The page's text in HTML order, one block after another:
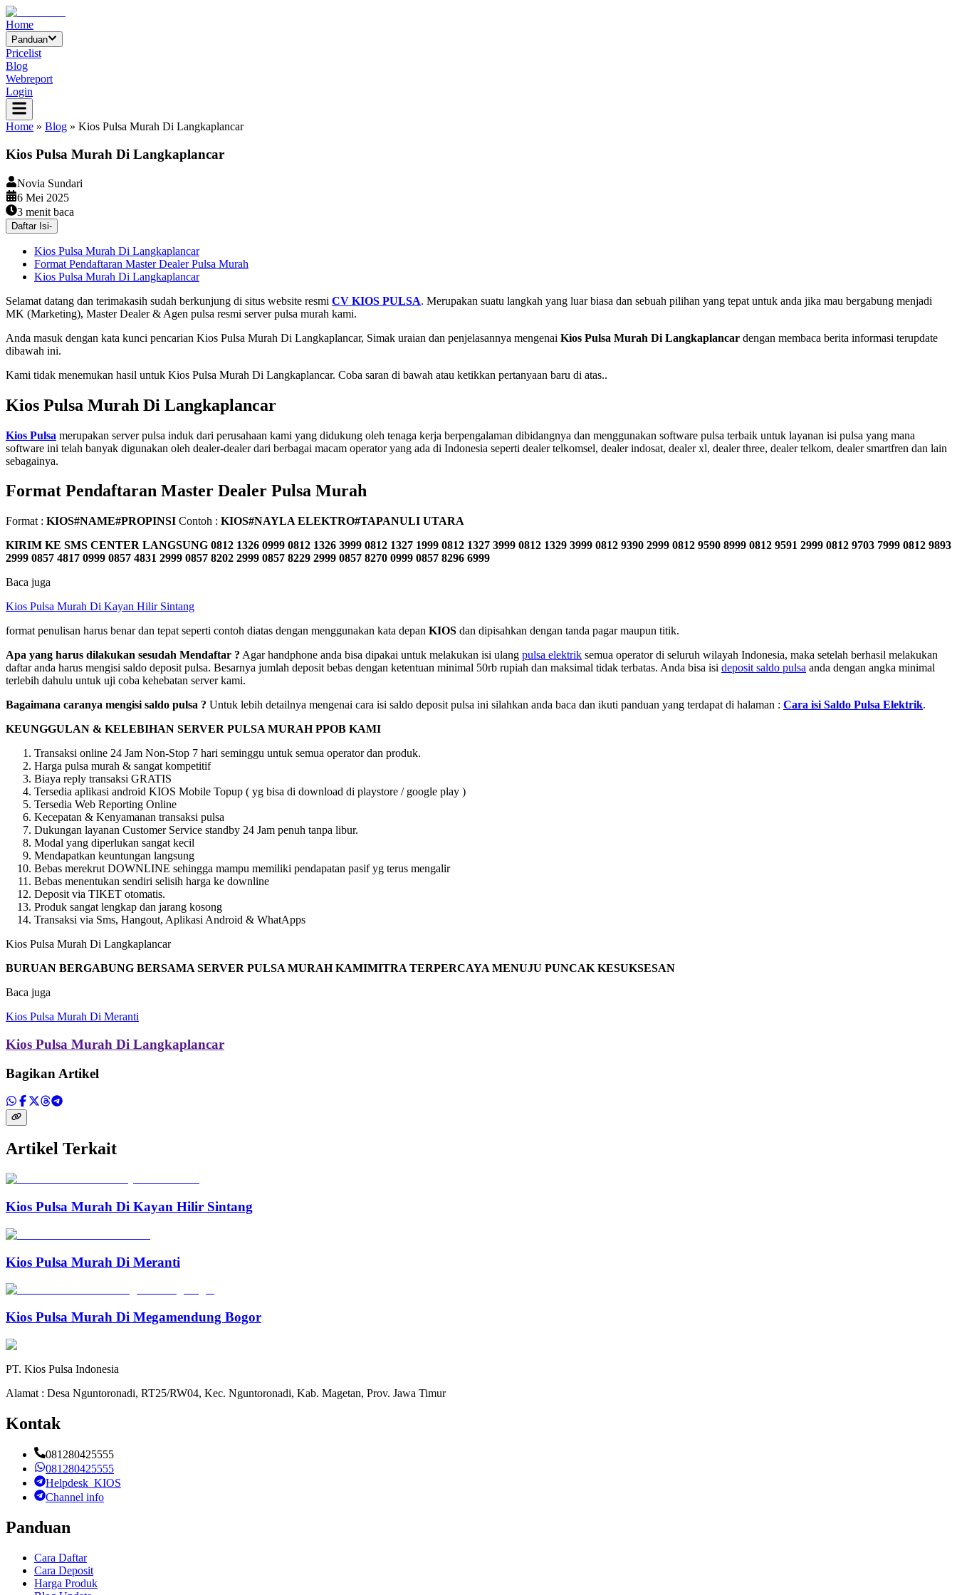
Home
Panduan
Pricelist
Blog
Webreport
Login
Home » Blog » Kios Pulsa Murah Di Langkaplancar
Kios Pulsa Murah Di Langkaplancar
Novia Sundari
6 Mei 2025
3 menit baca
Daftar Isi-
Kios Pulsa Murah Di Langkaplancar
Format Pendaftaran Master Dealer Pulsa Murah
Kios Pulsa Murah Di Langkaplancar
Selamat datang dan terimakasih sudah berkunjung di situs website resmi CV KIOS PULSA. Merupakan suatu langkah yang luar biasa dan sebuah pilihan yang tepat untuk anda jika mau bergabung menjadi
MK (Marketing), Master Dealer & Agen pulsa resmi server pulsa murah kami.
Anda masuk dengan kata kunci pencarian Kios Pulsa Murah Di Langkaplancar, Simak uraian dan penjelasannya mengenai Kios Pulsa Murah Di Langkaplancar dengan membaca berita informasi terupdate
dibawah ini.
Kami tidak menemukan hasil untuk Kios Pulsa Murah Di Langkaplancar. Coba saran di bawah atau ketikkan pertanyaan baru di atas..
Kios Pulsa Murah Di Langkaplancar
Kios Pulsa merupakan server pulsa induk dari perusahaan kami yang didukung oleh tenaga kerja berpengalaman dibidangnya dan menggunakan software pulsa terbaik untuk layanan isi pulsa yang mana
software ini telah banyak digunakan oleh dealer-dealer dari berbagai macam operator yang ada di Indonesia seperti dealer telkomsel, dealer indosat, dealer xl, dealer three, dealer telkom, dealer smartfren dan lain
sebagainya.
Format Pendaftaran Master Dealer Pulsa Murah
Format : KIOS#NAME#PROPINSI Contoh : KIOS#NAYLA ELEKTRO#TAPANULI UTARA
KIRIM KE SMS CENTER LANGSUNG 0812 1326 0999 0812 1326 3999 0812 1327 1999 0812 1327 3999 0812 1329 3999 0812 9390 2999 0812 9590 8999 0812 9591 2999 0812 9703 7999 0812 9893
2999 0857 4817 0999 0857 4831 2999 0857 8202 2999 0857 8229 2999 0857 8270 0999 0857 8296 6999
Baca juga
Kios Pulsa Murah Di Kayan Hilir Sintang
format penulisan harus benar dan tepat seperti contoh diatas dengan menggunakan kata depan KIOS dan dipisahkan dengan tanda pagar maupun titik.
Apa yang harus dilakukan sesudah Mendaftar ? Agar handphone anda bisa dipakai untuk melakukan isi ulang pulsa elektrik semua operator di seluruh wilayah Indonesia, maka setelah berhasil melakukan
daftar anda harus mengisi saldo deposit pulsa. Besarnya jumlah deposit bebas dengan ketentuan minimal 50rb rupiah dan maksimal tidak terbatas. Anda bisa isi deposit saldo pulsa anda dengan angka minimal
terlebih dahulu untuk uji coba kehebatan server kami.
Bagaimana caranya mengisi saldo pulsa ? Untuk lebih detailnya mengenai cara isi saldo deposit pulsa ini silahkan anda baca dan ikuti panduan yang terdapat di halaman : Cara isi Saldo Pulsa Elektrik.
KEUNGGULAN & KELEBIHAN SERVER PULSA MURAH PPOB KAMI
Transaksi online 24 Jam Non-Stop 7 hari seminggu untuk semua operator dan produk.
Harga pulsa murah & sangat kompetitif
Biaya reply transaksi GRATIS
Tersedia aplikasi android KIOS Mobile Topup ( yg bisa di download di playstore / google play )
Tersedia Web Reporting Online
Kecepatan & Kenyamanan transaksi pulsa
Dukungan layanan Customer Service standby 24 Jam penuh tanpa libur.
Modal yang diperlukan sangat kecil
Mendapatkan keuntungan langsung
Bebas merekrut DOWNLINE sehingga mampu memiliki pendapatan pasif yg terus mengalir
Bebas menentukan sendiri selisih harga ke downline
Deposit via TIKET otomatis.
Produk sangat lengkap dan jarang kosong
Transaksi via Sms, Hangout, Aplikasi Android & WhatApps
Kios Pulsa Murah Di Langkaplancar
BURUAN BERGABUNG BERSAMA SERVER PULSA MURAH KAMIMITRA TERPERCAYA MENUJU PUNCAK KESUKSESAN
Baca juga
Kios Pulsa Murah Di Meranti
Kios Pulsa Murah Di Langkaplancar
Bagikan Artikel
Artikel Terkait
Kios Pulsa Murah Di Kayan Hilir Sintang
Kios Pulsa Murah Di Meranti
Kios Pulsa Murah Di Megamendung Bogor
PT. Kios Pulsa Indonesia
Alamat : Desa Nguntoronadi, RT25/RW04, Kec. Nguntoronadi, Kab. Magetan, Prov. Jawa Timur
Kontak
081280425555
081280425555
Helpdesk_KIOS
Channel info
Panduan
Cara Daftar
Cara Deposit
Harga Produk